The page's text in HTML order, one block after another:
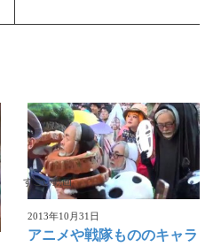
すごい動画
2013年10月31日
アニメや戦隊もののキャラ